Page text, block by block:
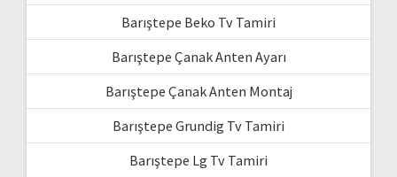
Barıştepe Beko Tv Tamiri
Barıştepe Çanak Anten Ayarı
Barıştepe Çanak Anten Montaj
Barıştepe Grundig Tv Tamiri
Barıştepe Lg Tv Tamiri